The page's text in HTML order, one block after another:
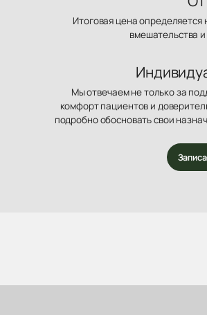
Итоговая цена определяется
вмешательства
Мы отвечаем не только за
комфорт пациентов и
подробно обосновать свои